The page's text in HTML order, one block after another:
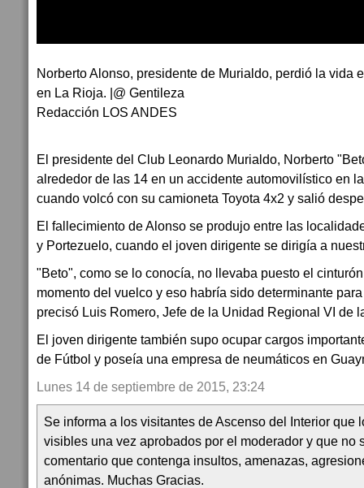
Norberto Alonso, presidente de Murialdo, perdió la vida
en La Rioja. |@ Gentileza
Redacción LOS ANDES
El presidente del Club Leonardo Murialdo, Norberto
alrededor de las 14 en un accidente automovilístico en
cuando volcó con su camioneta Toyota 4x2 y salió
El fallecimiento de Alonso se produjo entre las
y Portezuelo, cuando el joven dirigente se dirigía a
"Beto", como se lo conocía, no llevaba puesto el
momento del vuelco y eso habría sido determinante
precisó Luis Romero, Jefe de la Unidad Regional VI de
El joven dirigente también supo ocupar cargos
de Fútbol y poseía una empresa de neumáticos en
Lunes 14 de septiembre de 2015, 23:24
Se informa a los visitantes de Ascenso del Interior que
visibles una vez aprobados por el moderador y que no
comentario que contenga insultos, amenazas,
anónimas. Muchas Gracias.